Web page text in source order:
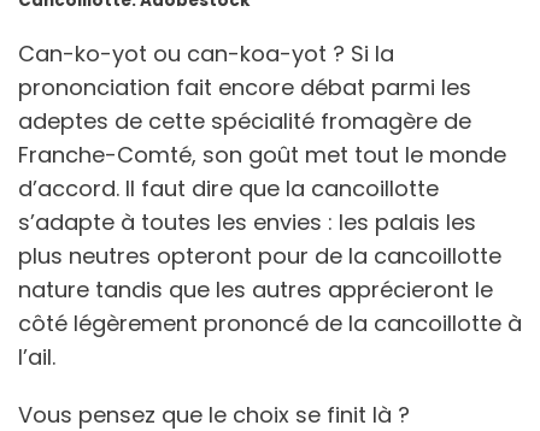
Can-ko-yot ou can-koa-yot ? Si la
prononciation fait encore débat parmi les
adeptes de cette spécialité fromagère de
Franche-Comté, son goût met tout le monde
d’accord. Il faut dire que la cancoillotte
s’adapte à toutes les envies : les palais les
plus neutres opteront pour de la cancoillotte
nature tandis que les autres apprécieront le
côté légèrement prononcé de la cancoillotte à
l’ail.
Vous pensez que le choix se finit là ?